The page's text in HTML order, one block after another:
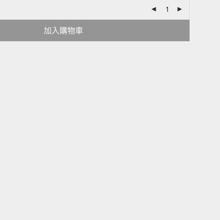
加入購物車